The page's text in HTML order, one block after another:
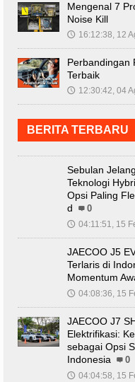
Mengenal 7
Noise Kill
🕔 16:12:38, 12
Perbandingan
Terbaik
🕔 12:30:42, 04
BERITA TERBARU
Sebulan
Teknologi
Opsi Paling
d
0
🕔 04:11:51, 15
JAECOO J5
Terlaris di
Momentum
🕔 04:08:36, 15
JAECOO J7
Elektrifikasi:
sebagai Opsi
Indonesia
0
🕔 04:04:58, 15